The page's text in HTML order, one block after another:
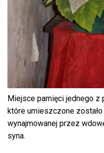
Miejsce pamięci jednego z
które umieszczone
wynajmowanej przez
syna.